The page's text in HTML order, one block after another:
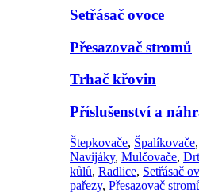
Setřásač ovoce
Přesazovač stromů
Trhač křovin
Příslušenství a
Štepkovače, Špalíkovače,
Navijáky, Mulčovače,
kůlů, Radlice, Setřásač
pařezy, Přesazovač